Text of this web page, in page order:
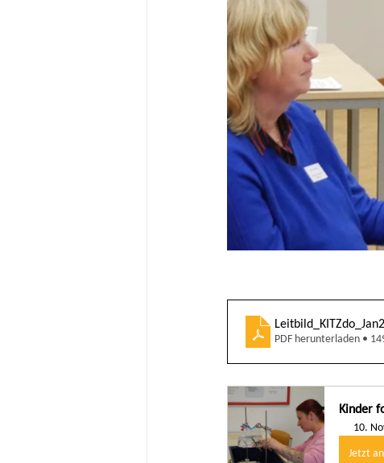
PDF herunterladen •
Kinder
10.
Jetzt